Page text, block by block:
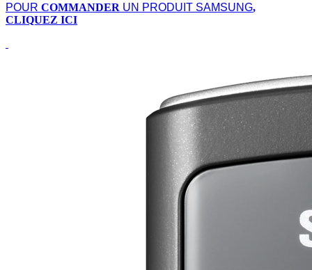
POUR COMMANDER UN PRODUIT SAMSUNG,
CLIQUEZ ICI